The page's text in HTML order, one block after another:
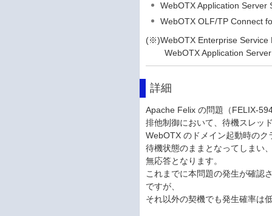
WebOTX Application Server
WebOTX OLF/TP Connect
(※)WebOTX Enterprise Service
WebOTX Application
詳細
Apache Felix の問題（FELIX-
排他制御において、待機スレッ
WebOTX のドメイン起動時の
待機状態のままとなってしまい
無応答となります。
これまでに本問題の発生が確認
ですが、
それ以外の契機でも発生確率は